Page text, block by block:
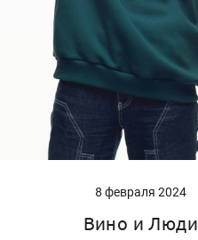
8 февраля 2024
Вино и Люди